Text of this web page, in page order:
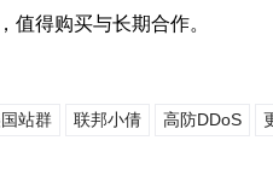
值得购买与长期合作。
站群 联邦小倩 高防DDoS